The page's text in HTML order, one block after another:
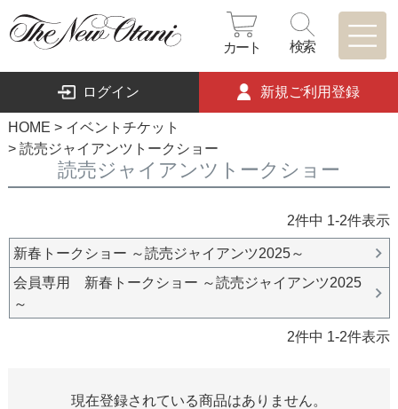
カート 検索
ログイン 新規ご利用登録
HOME
イベントチケット
読売ジャイアンツトークショー
読売ジャイアンツトークショー
2件中 1-2件表示
新春トークショー ～読売ジャイアンツ2025～
会員専用 新春トークショー ～読売ジャイアンツ2025
～
2件中 1-2件表示
現在登録されている商品はありません。